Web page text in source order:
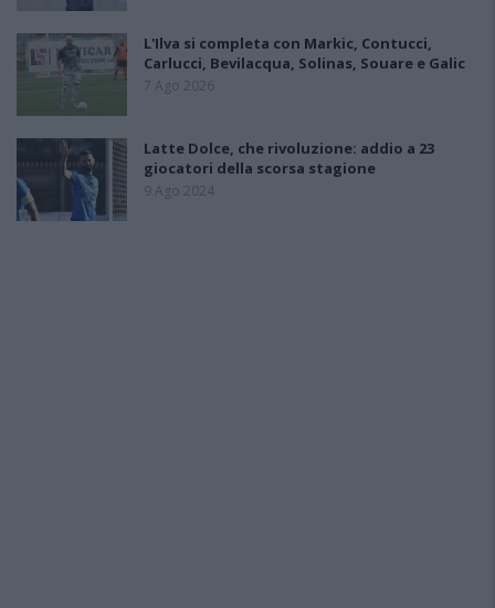
L'Ilva si completa con Markic, Contucci,
Carlucci, Bevilacqua, Solinas, Souare e Galic
7 Ago 2026
Latte Dolce, che rivoluzione: addio a 23
giocatori della scorsa stagione
9 Ago 2024